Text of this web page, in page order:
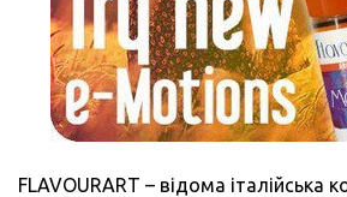
FLAVOURART – відома італійська